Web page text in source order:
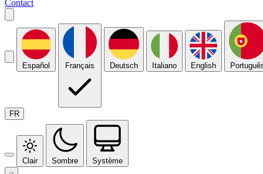
Contact
Español Français Deutsch Italiano English
FR
Clair Sombre Système